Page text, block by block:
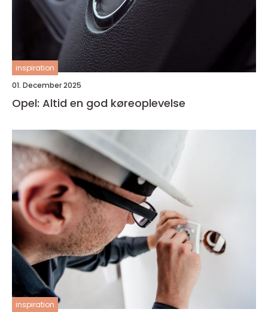
inspiration
01. December 2025
Opel: Altid en god køreoplevelse
inspiration